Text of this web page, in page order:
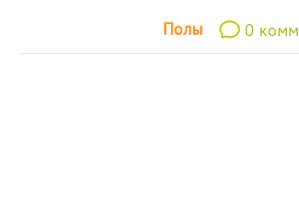
Полы 0